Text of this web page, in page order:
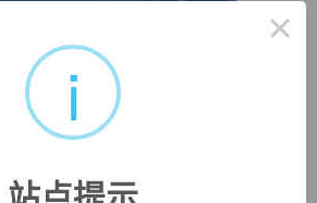
1/ 3
×
i